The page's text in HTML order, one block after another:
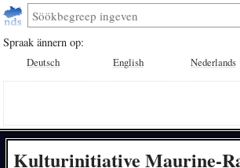
Spraak ännern op:
Deutsch English Nederlands
Kulturinitiative Maurine-